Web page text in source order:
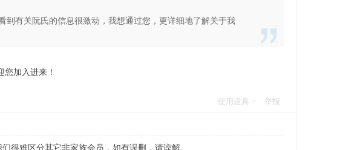
有关阮氏的信息很激动，我想通过您，更详细地了解关于我
您加入进来！
使用道具 举报
很难区分其它非家族会员，如有误删，请谅解。